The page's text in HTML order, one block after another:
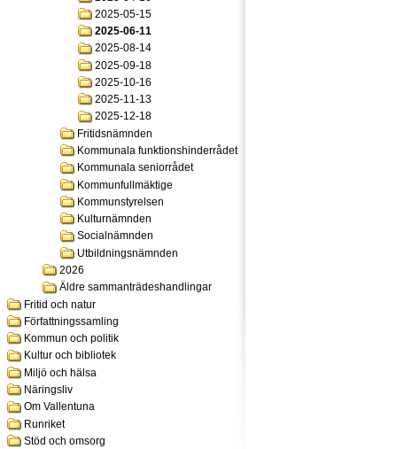
2025-05-15
2025-06-11
2025-08-14
2025-09-18
2025-10-16
2025-11-13
2025-12-18
Fritidsnämnden
Kommunala funktionshinderrådet
Kommunala seniorrådet
Kommunfullmäktige
Kommunstyrelsen
Kulturnämnden
Socialnämnden
Utbildningsnämnden
2026
Äldre sammanträdeshandlingar
Fritid och natur
Författningssamling
Kommun och politik
Kultur och bibliotek
Miljö och hälsa
Näringsliv
Om Vallentuna
Runriket
Stöd och omsorg